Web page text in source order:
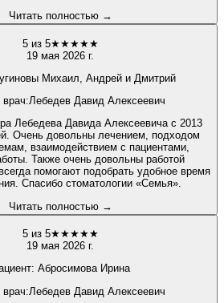
Читать полностью →
5из 5★★★★★
19 мая 2026 г.
Михаил, Андрей и Дмитрий
:Лебедев Давид Алексеевич
Лебедева Давида Алексеевича с 2013
Очень довольны лечением, подходом
взаимодействием с пациентами,
Также очень довольны работой
помогают подобрать удобное время
Спасибо стоматологии «Семья».
Читать полностью →
5из 5★★★★★
19 мая 2026 г.
Абросимова Ирина
:Лебедев Давид Алексеевич